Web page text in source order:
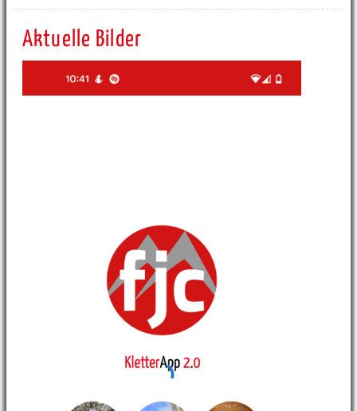
Aktuelle Bilder